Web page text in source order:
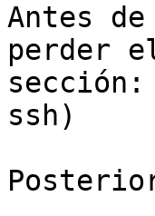
Antes
perder
ssh)